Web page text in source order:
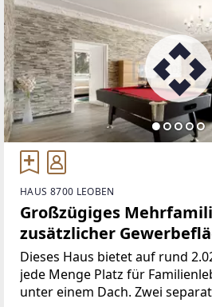
HAUS 8700 LEOBEN
Großzügiges
zusätzlicher
Garten in Leoben-Göss
Dieses Haus bietet auf rund
jede Menge Platz für
unter einem Dach. Zwei